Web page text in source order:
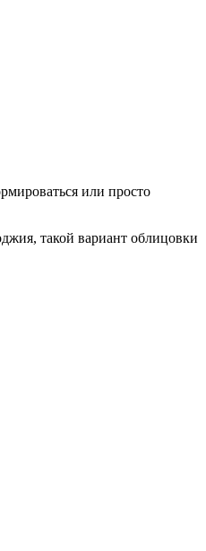
или просто
такой вариант облицовки